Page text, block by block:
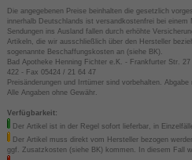
Die angegebenen Preise beinhalten die gesetzlich
innerhalb Deutschlands ist versandkostenfrei bei
Sendungen ins Ausland fallen durch erhöhte
Artikeln, die wir ausschließlich über den Hersteller
sogenannte Beschaffungskosten an (siehe BK).
Bad Apotheke Henning Fichter e.K. - Frankfurter Str.
422 - Fax 05424 / 21 64 47
Preisänderungen und Irrtümer sind vorbehalten.
Alle Angaben ohne Gewähr.
Verfügbarkeit:
Der Artikel ist in der Regel sofort lieferbar, in
Der Artikel muss direkt vom Hersteller bezogen
ggf. Zusatzkosten (siehe BK) kommen. In diesem Fall